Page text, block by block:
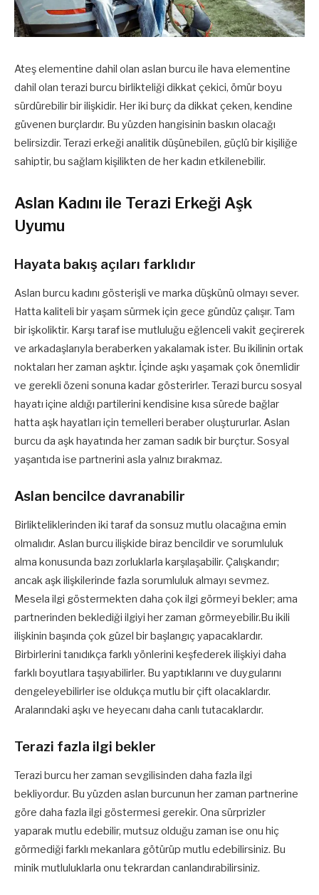
Ateş elementine dahil olan aslan burcu ile hava elementine
dahil olan terazi burcu birlikteliği dikkat çekici, ömür boyu
sürdürebilir bir ilişkidir. Her iki burç da dikkat çeken, kendine
güvenen burçlardır. Bu yüzden hangisinin baskın olacağı
belirsizdir. Terazi erkeği analitik düşünebilen, güçlü bir kişiliğe
sahiptir, bu sağlam kişilikten de her kadın etkilenebilir.
Aslan Kadını ile Terazi Erkeği Aşk
Uyumu
Hayata bakış açıları farklıdır
Aslan burcu kadını gösterişli ve marka düşkünü olmayı sever.
Hatta kaliteli bir yaşam sürmek için gece gündüz çalışır. Tam
bir işkoliktir. Karşı taraf ise mutluluğu eğlenceli vakit geçirerek
ve arkadaşlarıyla beraberken yakalamak ister. Bu ikilinin ortak
noktaları her zaman aşktır. İçinde aşkı yaşamak çok önemlidir
ve gerekli özeni sonuna kadar gösterirler. Terazi burcu sosyal
hayatı içine aldığı partilerini kendisine kısa sürede bağlar
hatta aşk hayatları için temelleri beraber oluştururlar. Aslan
burcu da aşk hayatında her zaman sadık bir burçtur. Sosyal
yaşantıda ise partnerini asla yalnız bırakmaz.
Aslan bencilce davranabilir
Birlikteliklerinden iki taraf da sonsuz mutlu olacağına emin
olmalıdır. Aslan burcu ilişkide biraz bencildir ve sorumluluk
alma konusunda bazı zorluklarla karşılaşabilir. Çalışkandır;
ancak aşk ilişkilerinde fazla sorumluluk almayı sevmez.
Mesela ilgi göstermekten daha çok ilgi görmeyi bekler; ama
partnerinden beklediği ilgiyi her zaman görmeyebilir.Bu ikili
ilişkinin başında çok güzel bir başlangıç yapacaklardır.
Birbirlerini tanıdıkça farklı yönlerini keşfederek ilişkiyi daha
farklı boyutlara taşıyabilirler. Bu yaptıklarını ve duygularını
dengeleyebilirler ise oldukça mutlu bir çift olacaklardır.
Aralarındaki aşkı ve heyecanı daha canlı tutacaklardır.
Terazi fazla ilgi bekler
Terazi burcu her zaman sevgilisinden daha fazla ilgi
bekliyordur. Bu yüzden aslan burcunun her zaman partnerine
göre daha fazla ilgi göstermesi gerekir. Ona sürprizler
yaparak mutlu edebilir, mutsuz olduğu zaman ise onu hiç
görmediği farklı mekanlara götürüp mutlu edebilirsiniz. Bu
minik mutluluklarla onu tekrardan canlandırabilirsiniz.